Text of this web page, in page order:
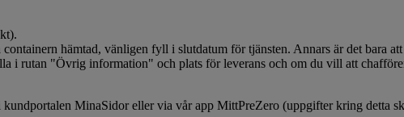
hämtad, vänligen fyll i slutdatum för tjänsten. Annars är det bara
i rutan "Övrig information" och plats för leverans och om du vill att
MinaSidor eller via vår app MittPreZero (uppgifter kring detta